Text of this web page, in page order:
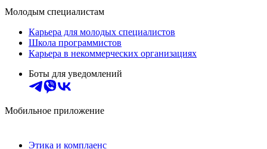
Молодым специалистам
Карьера для молодых специалистов
Школа программистов
Карьера в некоммерческих организациях
Боты для уведомлений
Мобильное приложение
Этика и комплаенс